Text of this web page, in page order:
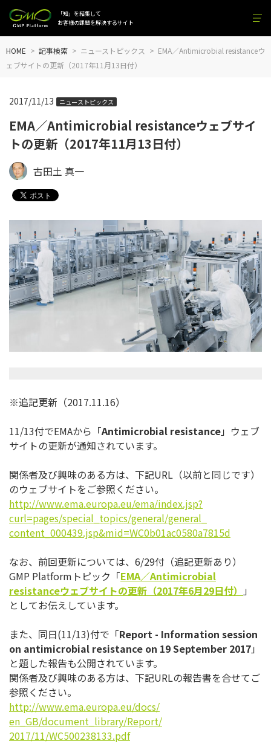
「知」を結集して
お客様の課題を解決するサイト
HOME 記事検索 ニューストピックス
EMA／Antimicrobial resistanceウ
ェブサイトの更新（2017年11月13日付）
EMA／Antimicrobial resistanceウェブサイ
トの更新（2017年11月13日付）
2017/11/13 ニューストピックス
古田土 真一
※追記更新（2017.11.16）
11/13付でEMAから「Antimicrobial resistance」ウェブ
サイトの更新が通知されています。
関係者及び興味のある方は、下記URL（以前と同じです）
のウェブサイトをご参照ください。
http://www.ema.europa.eu/ema/index.jsp?
curl=pages/special_ topics/general/general_
content_000439.jsp&mid=WC0b01ac0580a7815d
なお、前回更新については、6/29付（追記更新あり）
GMP Platformトピック「EMA／Antimicrobial
resistanceウェブサイトの更新（2017年6月29日付）
」
としてお伝えしています。
また、同日(11/13)付で「Report - Information session
on antimicrobial resistance on 19 September 2017」
と題した報告も公開されています。
関係者及び興味のある方は、下記URLの報告書を合せてご
参照く ださい。
http://www.ema.europa.eu/docs/
en_GB/document_library/Report/
2017/11/WC500238133.pdf